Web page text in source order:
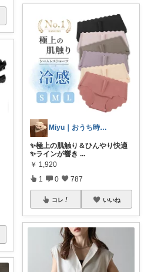
Miyu｜おうち時間の小さな幸せ🌸
✨極上の肌触り＆ひんやり快適
✨ラインが響き ...
￥ 1,920
1 0 787
コレ いいね